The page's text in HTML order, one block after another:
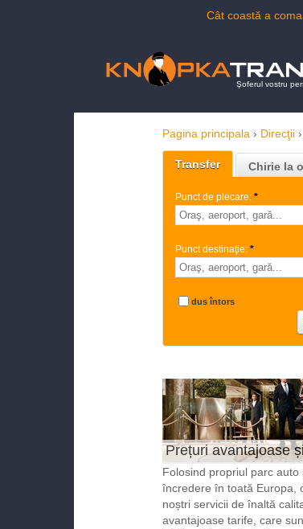
Cât coastă a
Şoferul vostru
Pagina principala › Direcţii ›
Transfer Chirie la
Punct de plecare: *
Punct destinaţie: *
dus întors
Prețuri avantajoase
Folosind propriul parc auto
încredere în toată Europa,
noștri servicii de înaltă
avantajoase tarife, care